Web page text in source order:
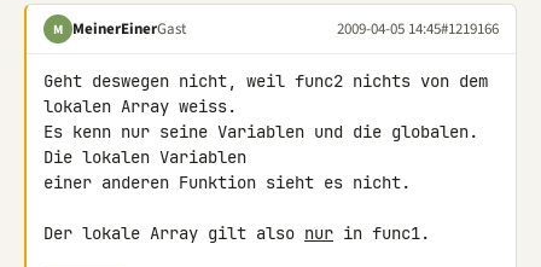
M MeinerEinerGast 2009-04-05 14:45#1219166
Geht deswegen nicht, weil func2 nichts von dem
lokalen Array weiss.
Es kenn nur seine Variablen und die globalen.
Die lokalen Variablen
einer anderen Funktion sieht es nicht.
Der lokale Array gilt also nur in func1.